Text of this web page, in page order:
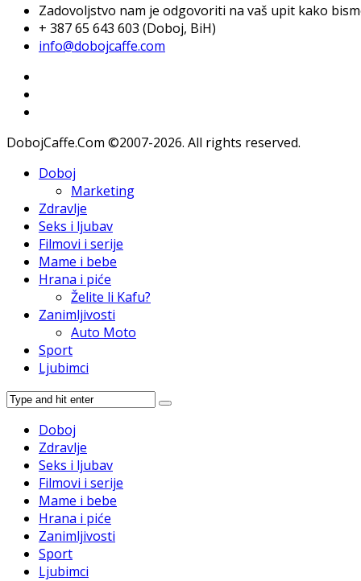
Zadovoljstvo nam je odgovoriti na vaš upit kako
+ 387 65 643 603 (Doboj, BiH)
info@dobojcaffe.com
DobojCaffe.Com ©2007-2026. All rights reserved.
Doboj
Marketing
Zdravlje
Seks i ljubav
Filmovi i serije
Mame i bebe
Hrana i piće
Želite li Kafu?
Zanimljivosti
Auto Moto
Sport
Ljubimci
Doboj
Zdravlje
Seks i ljubav
Filmovi i serije
Mame i bebe
Hrana i piće
Zanimljivosti
Sport
Ljubimci